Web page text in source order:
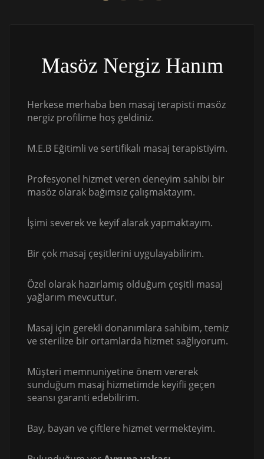
Masöz Nergiz Hanım
Herkese merhaba ben masaj terapisti masöz
nergiz profilime hoş geldiniz.
M.E.B Eğitimli ve sertifikalı masaj terapistiyim.
Profesyonel hizmet veren deneyim sahibi bir
masöz olarak bağımsız çalışmaktayım.
İşimi severek ve keyif alarak yapmaktayım.
Bir çok masaj çeşitlerini uygulayabilirim.
Özel olarak hazırlamış olduğum çeşitli masaj
yağlarım mevcuttur.
Masaj için gerekli donanımlara sahibim, temiz
ve sterilize bir ortamlarda hizmet sağlıyorum.
Müşteri memnuniyetine önem vererek
sunduğum masaj hizmetimde keyifli geçen
seansı garanti edebilirim.
Bay, bayan ve çiftlere hizmet vermekteyim.